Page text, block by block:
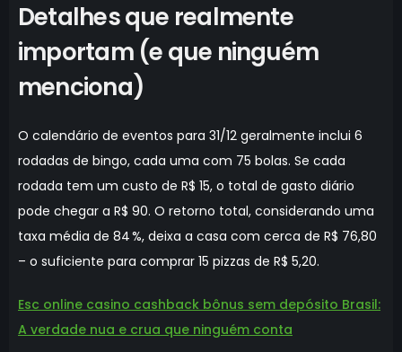
Detalhes que realmente
importam (e que ninguém
menciona)
O calendário de eventos para 31/12 geralmente inclui 6
rodadas de bingo, cada uma com 75 bolas. Se cada
rodada tem um custo de R$ 15, o total de gasto diário
pode chegar a R$ 90. O retorno total, considerando uma
taxa média de 84 %, deixa a casa com cerca de R$ 76,80
– o suficiente para comprar 15 pizzas de R$ 5,20.
Esc online casino cashback bônus sem depósito Brasil:
A verdade nua e crua que ninguém conta